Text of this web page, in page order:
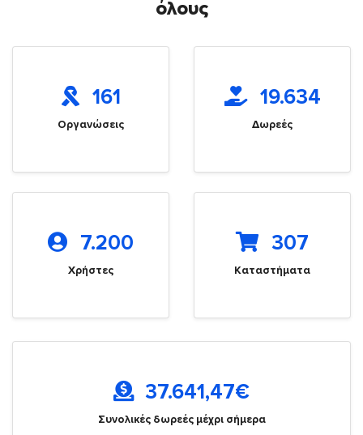
όλους
161
Οργανώσεις
19.634
Δωρεές
7.200
Χρήστες
307
Καταστήματα
37.641,47€
Συνολικές δωρεές μέχρι σήμερα